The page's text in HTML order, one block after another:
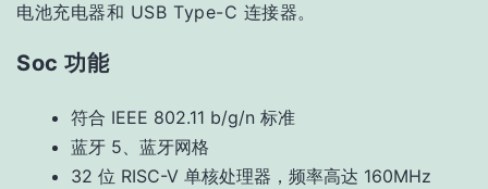
电池充电器和 USB Type-C 连接器。
Soc 功能
符合 IEEE 802.11 b/g/n 标准
蓝牙 5、蓝牙网格
32 位 RISC-V 单核处理器，频率高达 160MHz